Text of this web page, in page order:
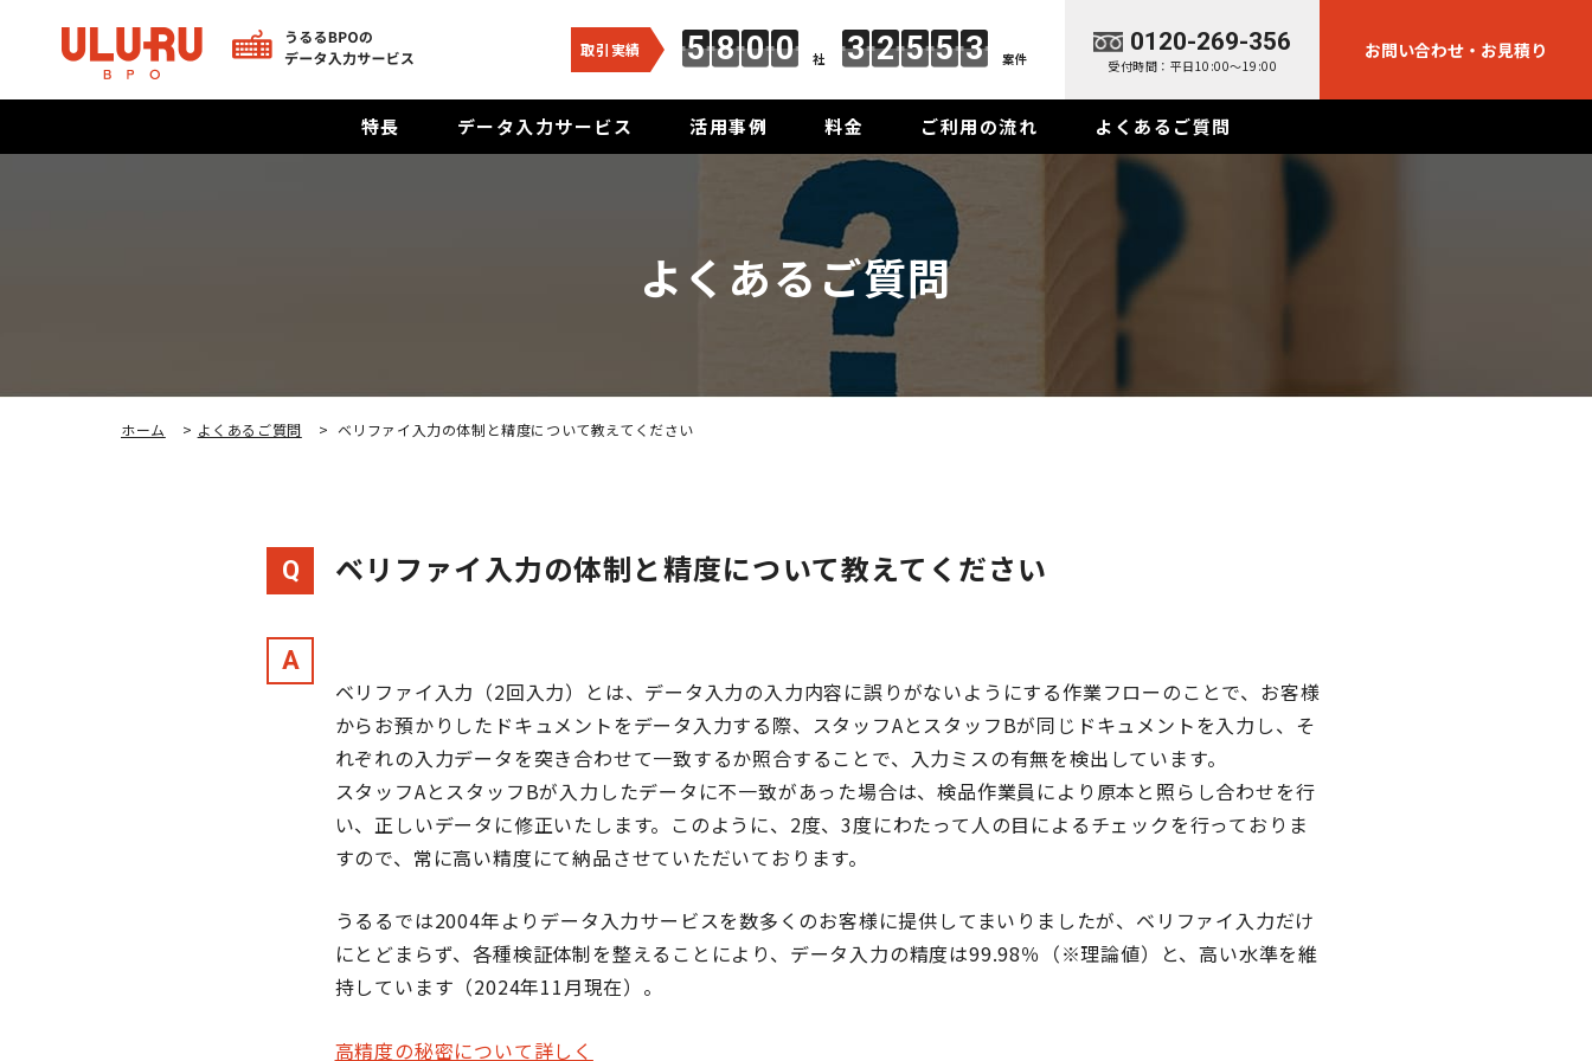
取引実績 5 8 0 0 社 3 2 5 5 3 案件
0120-269-356
受付時間：平日10:00～19:00
お問い合わせ・お見積り
特長 データ入力サービス 活用事例 料金 ご利用の流れ よくあるご質問
よくあるご質問
ホーム > よくあるご質問 > ベリファイ入力の体制と精度について教えてください
Q ベリファイ入力の体制と精度について教えてください
A
ベリファイ入力（2回入力）とは、データ入力の入力内容に誤りがないようにする作業フローのことで、お客様
からお預かりしたドキュメントをデータ入力する際、スタッフAとスタッフBが同じドキュメントを入力し、そ
れぞれの入力データを突き合わせて一致するか照合することで、入力ミスの有無を検出しています。
スタッフAとスタッフBが入力したデータに不一致があった場合は、検品作業員により原本と照らし合わせを行
い、正しいデータに修正いたします。このように、2度、3度にわたって人の目によるチェックを行っておりま
すので、常に高い精度にて納品させていただいております。
うるるでは2004年よりデータ入力サービスを数多くのお客様に提供してまいりましたが、ベリファイ入力だけ
にとどまらず、各種検証体制を整えることにより、データ入力の精度は99.98％（※理論値）と、高い水準を維
持しています（2024年11月現在）。
高精度の秘密について詳しく